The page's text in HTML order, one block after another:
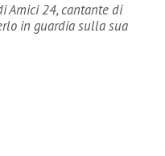
Amici 24, cantante di
in guardia sulla sua